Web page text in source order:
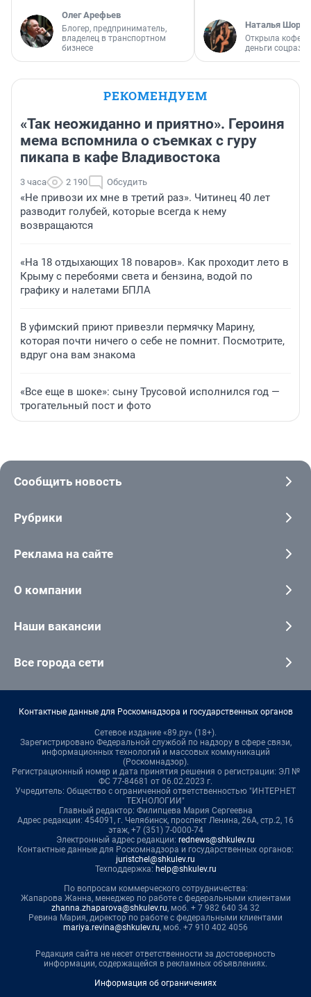
Олег Арефьев
Блогер, предприниматель,
владелец в транспортном
бизнесе
Наталья
Открыла
деньги
РЕКОМЕНДУЕМ
«Так неожиданно и приятно». Героиня
мема вспомнила о съемках с гуру
пикапа в кафе Владивостока
3 часа 2 190 Обсудить
«Не привози их мне в третий раз». Читинец 40 лет
разводит голубей, которые всегда к нему
возвращаются
«На 18 отдыхающих 18 поваров». Как проходит лето в
Крыму с перебоями света и бензина, водой по
графику и налетами БПЛА
В уфимский приют привезли пермячку Марину,
которая почти ничего о себе не помнит. Посмотрите,
вдруг она вам знакома
«Все еще в шоке»: сыну Трусовой исполнился год —
трогательный пост и фото
Сообщить новость
Рубрики
Реклама на сайте
О компании
Наши вакансии
Все города сети
Контактные данные для Роскомнадзора и государственных органов
Сетевое издание «89.ру» (18+).
Зарегистрировано Федеральной службой по надзору в сфере связи,
информационных технологий и массовых коммуникаций
(Роскомнадзор).
Регистрационный номер и дата принятия решения о регистрации: ЭЛ №
ФС 77-84681 от 06.02.2023 г.
Учредитель: Общество с ограниченной ответственностью "ИНТЕРНЕТ
ТЕХНОЛОГИИ"
Главный редактор: Филипцева Мария Сергеевна
Адрес редакции: 454091, г. Челябинск, проспект Ленина, 26А, стр.2, 16
этаж, +7 (351) 7-0000-74
Электронный адрес редакции: rednews@shkulev.ru
Контактные данные для Роскомнадзора и государственных органов:
juristchel@shkulev.ru
Техподдержка: help@shkulev.ru
По вопросам коммерческого сотрудничества:
Жапарова Жанна, менеджер по работе с федеральными клиентами
zhanna.zhaparova@shkulev.ru, моб. + 7 982 640 34 32
Ревина Мария, директор по работе с федеральными клиентами
mariya.revina@shkulev.ru, моб. +7 910 402 4056
Редакция сайта не несет ответственности за достоверность
информации, содержащейся в рекламных объявлениях.
Информация об ограничениях